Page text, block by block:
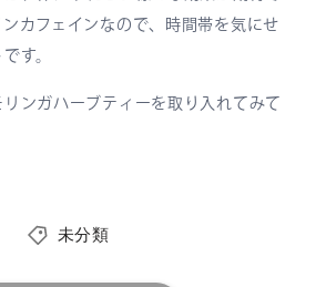
カフェインなので、時間帯を気にせ
す。
ンガハーブティーを取り入れてみて
未分類